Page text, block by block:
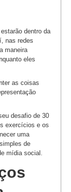
dentro da
nas redes
maneira
eles
as coisas
desafio de 30
exercícios e os
uma
de
mídia social.